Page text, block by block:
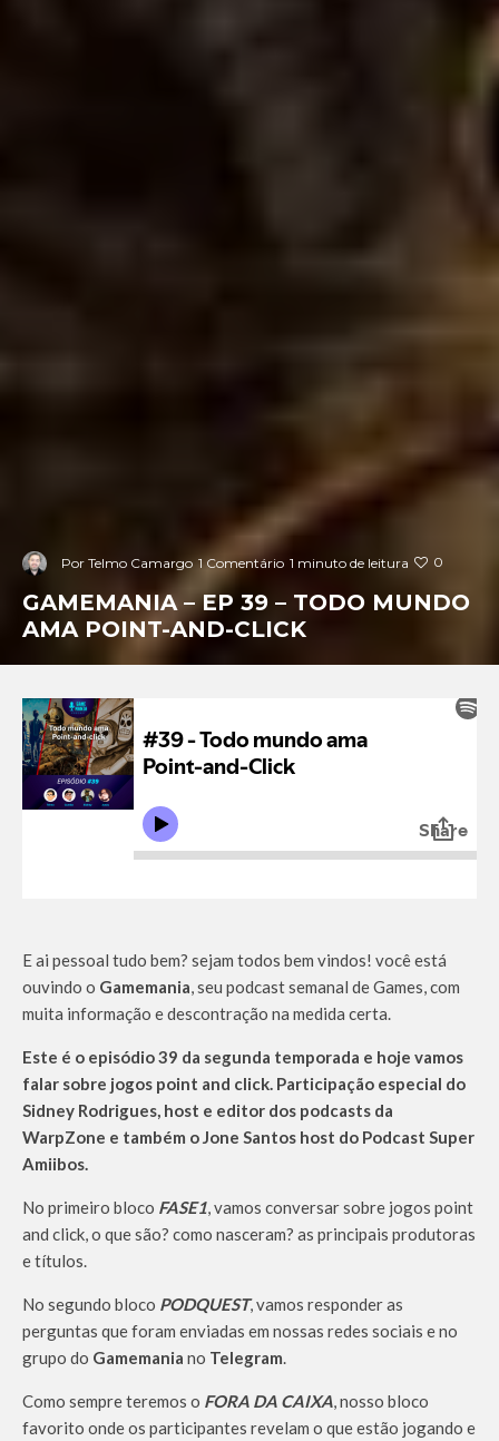
Por Telmo Camargo 1 Comentário 1 minuto de leitura 0
GAMEMANIA – EP 39 – TODO MUNDO
AMA POINT-AND-CLICK
E ai pessoal tudo bem? sejam todos bem vindos! você está
ouvindo o Gamemania, seu podcast semanal de Games, com
muita informação e descontração na medida certa.
Este é o episódio 39 da segunda temporada e hoje vamos
falar sobre jogos point and click. Participação especial do
Sidney Rodrigues, host e editor dos podcasts da
WarpZone e também o Jone Santos host do Podcast Super
Amiibos.
No primeiro bloco FASE1, vamos conversar sobre jogos point
and click, o que são? como nasceram? as principais produtoras
e títulos.
No segundo bloco PODQUEST, vamos responder as
perguntas que foram enviadas em nossas redes sociais e no
grupo do Gamemania no Telegram.
Como sempre teremos o FORA DA CAIXA, nosso bloco
favorito onde os participantes revelam o que estão jogando e